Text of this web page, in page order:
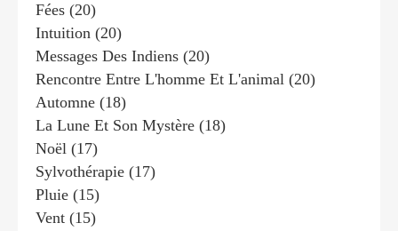
Fées (20)
Intuition (20)
Messages Des Indiens (20)
Rencontre Entre L'homme Et L'animal (20)
Automne (18)
La Lune Et Son Mystère (18)
Noël (17)
Sylvothérapie (17)
Pluie (15)
Vent (15)